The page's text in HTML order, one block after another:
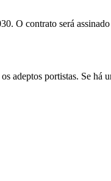
O contrato será
adeptos portistas. Se